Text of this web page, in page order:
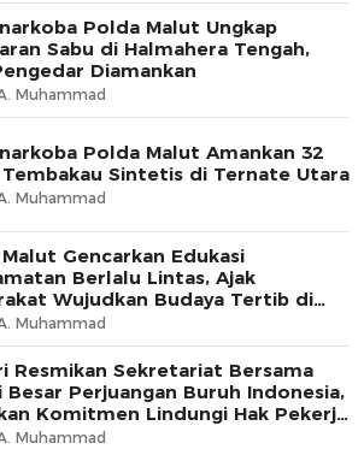
Polda Malut Ungkap
Sabu di Halmahera Tengah,
Diamankan
Muhammad
Polda Malut Amankan 32
Sintetis di Ternate Utara
Muhammad
Gencarkan Edukasi
Berlalu Lintas, Ajak
Wujudkan Budaya Tertib di
Muhammad
Resmikan Sekretariat Bersama
Besar Perjuangan Buruh Indonesia,
Komitmen Lindungi Hak Pekerja
Iklim Investasi
Muhammad